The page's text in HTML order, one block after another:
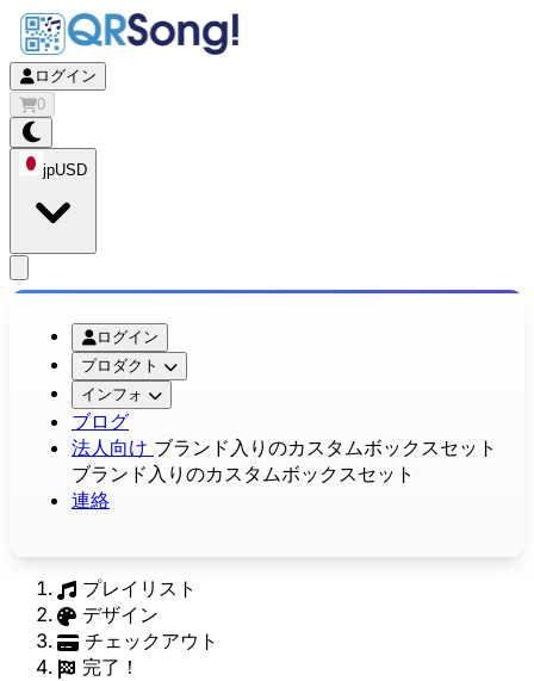
ログイン
0
jpUSD
ログイン
プロダクト
インフォ
ブログ
法人向け ブランド入りのカスタムボックスセット
ブランド入りのカスタムボックスセット
連絡
プレイリスト
デザイン
チェックアウト
完了！